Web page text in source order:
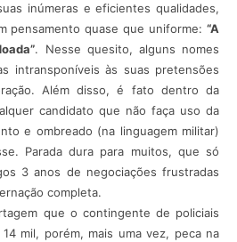
inúmeras e eficientes qualidades,
pensamento quase que uniforme: “A
. Nesse quesito, alguns nomes
intransponíveis às suas pretensões
Além disso, é fato dentro da
candidato que não faça uso da
e ombreado (na linguagem militar)
Parada dura para muitos, que só
3 anos de negociações frustradas
completa.
que o contingente de policiais
mil, porém, mais uma vez, peca na